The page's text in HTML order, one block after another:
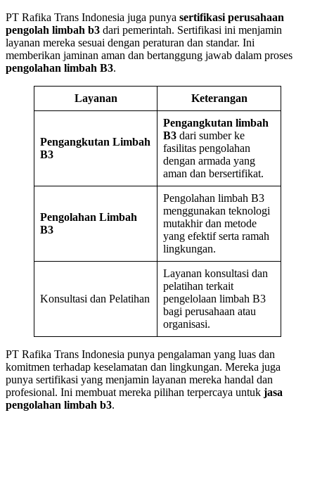
PT Rafika Trans Indonesia juga punya sertifikasi perusahaan
pengolah limbah b3 dari pemerintah. Sertifikasi ini menjamin
layanan mereka sesuai dengan peraturan dan standar. Ini
memberikan jaminan aman dan bertanggung jawab dalam proses
pengolahan limbah B3.
Layanan Keterangan
Pengangkutan Limbah
B3
Pengangkutan limbah
B3 dari sumber ke
fasilitas pengolahan
dengan armada yang
aman dan bersertifikat.
Pengolahan Limbah
B3
Pengolahan limbah B3
menggunakan teknologi
mutakhir dan metode
yang efektif serta ramah
lingkungan.
Konsultasi dan Pelatihan
Layanan konsultasi dan
pelatihan terkait
pengelolaan limbah B3
bagi perusahaan atau
organisasi.
PT Rafika Trans Indonesia punya pengalaman yang luas dan
komitmen terhadap keselamatan dan lingkungan. Mereka juga
punya sertifikasi yang menjamin layanan mereka handal dan
profesional. Ini membuat mereka pilihan terpercaya untuk jasa
pengolahan limbah b3.